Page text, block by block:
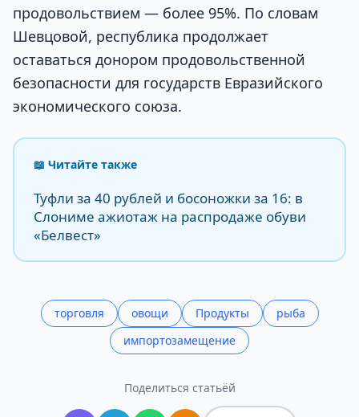
продовольствием — более 95%. По словам
Шевцовой, республика продолжает
оставаться донором продовольственной
безопасности для государств Евразийского
экономического союза.
📖 Читайте также
Туфли за 40 рублей и босоножки за 16: в
Слониме ажиотаж на распродаже обуви
«Белвест»
торговля овощи Продукты
рыба
импортозамещение
Поделиться статьёй